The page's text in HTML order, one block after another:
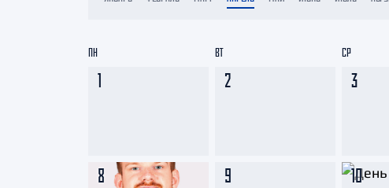
Локомотив
ЦСКА
Шанхайские Драконы
1 2 3
8 9 10
ПН ВТ СР